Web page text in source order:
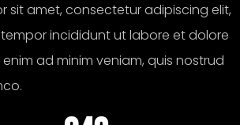
sit amet, consectetur adipiscing elit,
incididunt ut labore et dolore
ad minim veniam, quis nostrud